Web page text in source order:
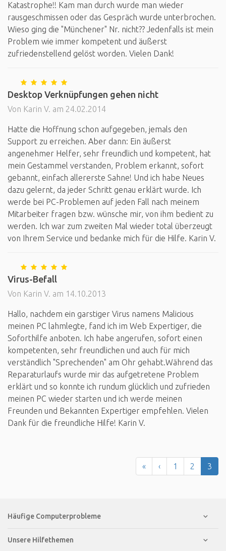
Katastrophe!! Kam man durch wurde man wieder
rausgeschmissen oder das Gespräch wurde unterbrochen.
Wieso ging die "Münchener" Nr. nicht?? Jedenfalls ist mein
Problem wie immer kompetent und äußerst
zufriedenstellend gelöst worden. Vielen Dank!
Desktop Verknüpfungen gehen nicht
Von Karin V. am 24.02.2014
Hatte die Hoffnung schon aufgegeben, jemals den
Support zu erreichen. Aber dann: Ein äußerst
angenehmer Helfer, sehr freundlich und kompetent, hat
mein Gestammel verstanden, Problem erkannt, sofort
gebannt, einfach allererste Sahne! Und ich habe Neues
dazu gelernt, da jeder Schritt genau erklärt wurde. Ich
werde bei PC-Problemen auf jeden Fall nach meinem
Mitarbeiter fragen bzw. wünsche mir, von ihm bedient zu
werden. Ich war zum zweiten Mal wieder total überzeugt
von Ihrem Service und bedanke mich für die Hilfe. Karin V.
Virus-Befall
Von Karin V. am 14.10.2013
Hallo, nachdem ein garstiger Virus namens Malicious
meinen PC lahmlegte, fand ich im Web Expertiger, die
Soforthilfe anboten. Ich habe angerufen, sofort einen
kompetenten, sehr freundlichen und auch für mich
verständlich "Sprechenden" am Ohr gehabt.Während das
Reparaturlaufs wurde mir das aufgetretene Problem
erklärt und so konnte ich rundum glücklich und zufrieden
meinen PC wieder starten und ich werde meinen
Freunden und Bekannten Expertiger empfehlen. Vielen
Dank für die freundliche Hilfe! Karin V.
« ‹ 1 2 3
Häufige Computerprobleme
Unsere Hilfethemen